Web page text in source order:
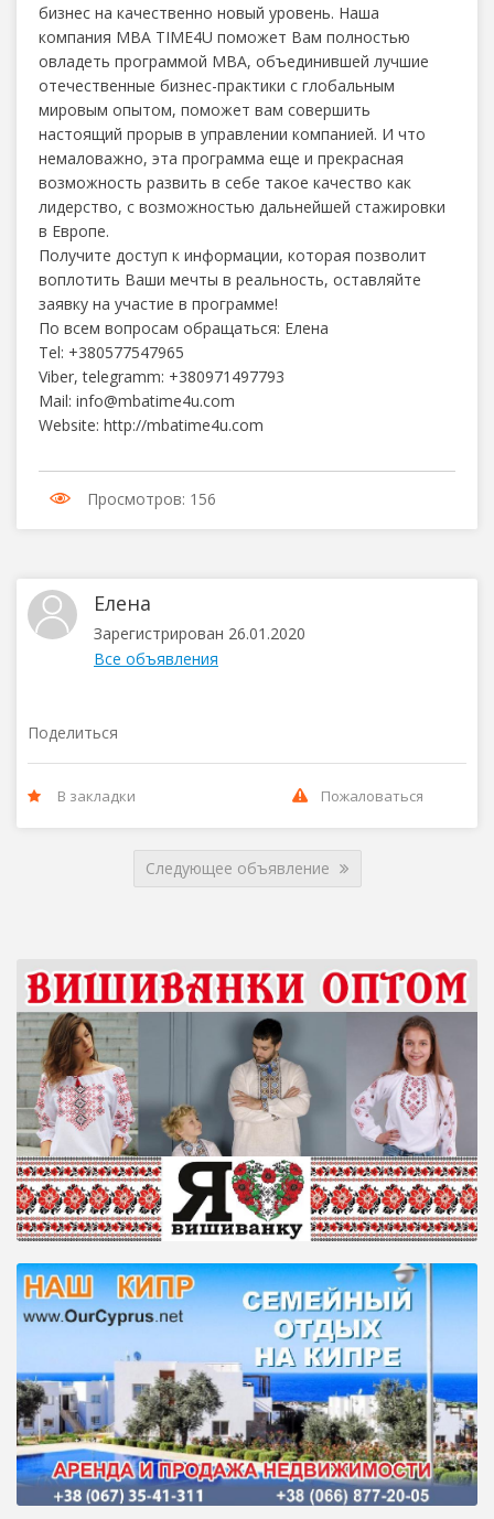
бизнес на качественно новый уровень. Наша
компания MBA TIME4U поможет Вам полностью
овладеть программой MBA, объединившей лучшие
отечественные бизнес-практики с глобальным
мировым опытом, поможет вам совершить
настоящий прорыв в управлении компанией. И что
немаловажно, эта программа еще и прекрасная
возможность развить в себе такое качество как
лидерство, с возможностью дальнейшей стажировки
в Европе.
Получите доступ к информации, которая позволит
воплотить Ваши мечты в реальность, оставляйте
заявку на участие в программе!
По всем вопросам обращаться: Елена
Tel: +380577547965
Viber, telegramm: +380971497793
Mail: info@mbatime4u.com
Website: http://mbatime4u.com
Просмотров: 156
Елена
Зарегистрирован 26.01.2020
Все объявления
Поделиться
В закладки Пожаловаться
Следующее объявление